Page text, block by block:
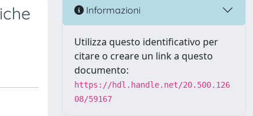
Informazioni
Utilizza questo identificativo per
citare o creare un link a questo
documento:
https://hdl.handle.net/20.500.126
08/59167